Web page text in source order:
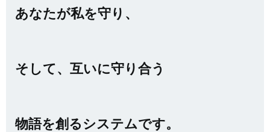
あなたが私を守り、
そして、互いに守り合う
物語を創るシステムです。